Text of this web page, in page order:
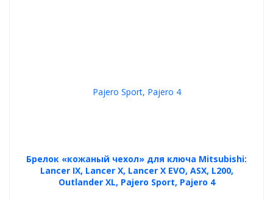
Брелок «кожаный чехол» для ключа Mitsubishi:
Lancer IX, Lancer X, Lancer X EVO, ASX, L200,
Outlander XL, Pajero Sport, Pajero 4